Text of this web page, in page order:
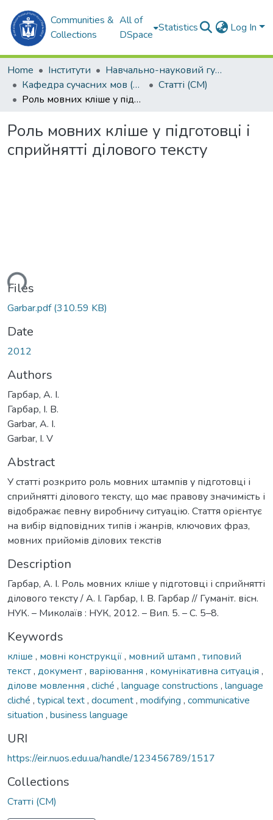
Communities &
Collections
All of
DSpace
Statistics Log In
Home Інститути
Навчально-науковий гуманітарний інститут (ННГІ)
Кафедра сучасних мов (СМ)
Статті (СМ)
Роль мовних кліше у підготовці і сприйнятті ділового тексту
Роль мовних кліше у підготовці і
сприйнятті ділового тексту
Files
Garbar.pdf(310.59 KB)
Date
2012
Authors
Гарбар, А. І.
Гарбар, І. В.
Garbar, A. I.
Garbar, I. V
Abstract
У статті розкрито роль мовних штампів у підготовці і
сприйнятті ділового тексту, що має правову значимість і
відображає певну виробничу ситуацію. Стаття орієнтує
на вибір відповідних типів і жанрів, ключових фраз,
мовних прийомів ділових текстів
Description
Гарбар, А. І. Роль мовних кліше у підготовці і сприйнятті
ділового тексту / А. І. Гарбар, І. В. Гарбар // Гуманіт. вісн.
НУК. – Миколаїв : НУК, 2012. – Вип. 5. – С. 5–8.
Keywords
кліше , мовні конструкції, мовний штамп , типовий
текст, документ, варіювання , комунікативна ситуація ,
ділове мовлення , cliché , language constructions , language
cliché , typical text, document, modifying , communicative
situation , business language
URI
https://eir.nuos.edu.ua/handle/123456789/1517
Collections
Статті (СМ)